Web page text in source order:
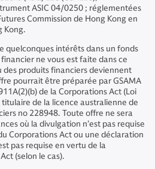
ASIC 04/0250 ; réglementées
Commission de Hong Kong en
Kong.
quelconques intérêts dans un fonds
ne vous est faite dans ce
des produits financiers deviennent
pourrait être préparée par GSAMA
de la Corporations Act (Loi
titulaire de la licence australienne de
no 228948. Toute offre ne sera
où la divulgation n’est pas requise
Corporations Act ou une déclaration
pas requise en vertu de la
(selon le cas).